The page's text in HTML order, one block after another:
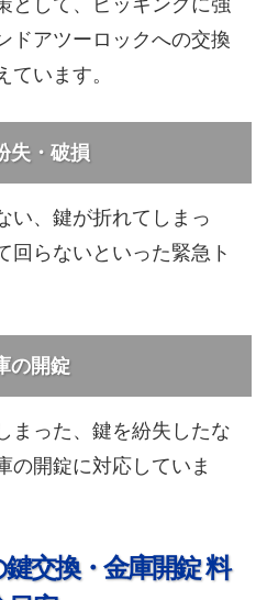
ドアツーロックへの交換
ています。
失・破損
い、鍵が折れてしまっ
回らないといった緊急ト
の開錠
まった、鍵を紛失したな
の開錠に対応していま
交換・金庫開錠 料